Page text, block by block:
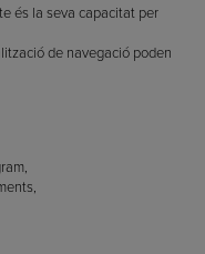
és la seva capacitat per
de navegació poden